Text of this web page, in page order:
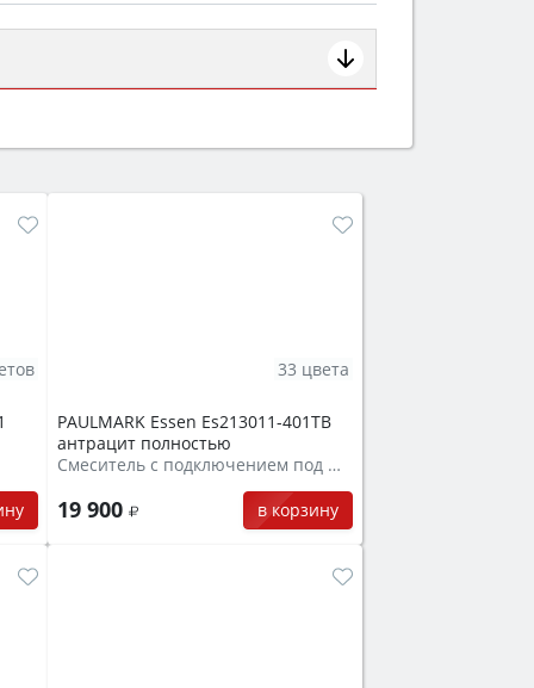
от детей).
PAULMARK Essen Es213011-401TB
антрацит полностью
Смеситель с подключением под фильтр
19 900 в корзину
33 цвета